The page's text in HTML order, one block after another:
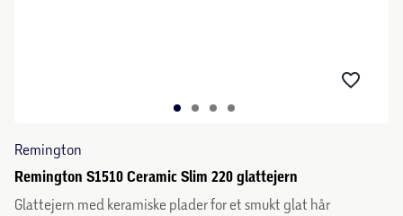
Remington
Remington S1510 Ceramic Slim 220 glattejern
Glattejern med keramiske plader for et smukt glat hår